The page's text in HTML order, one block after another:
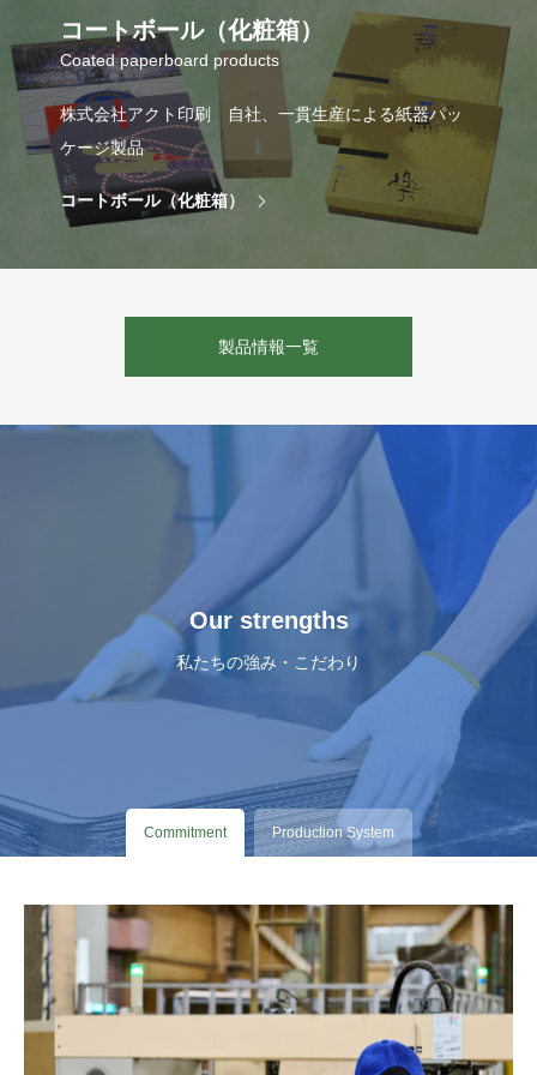
コートボール（化粧箱）
Coated paperboard products
株式会社アクト印刷 自社、一貫生産による紙器パッ
ケージ製品
コートボール（化粧箱）
製品情報一覧
Our strengths
私たちの強み・こだわり
Commitment Production System